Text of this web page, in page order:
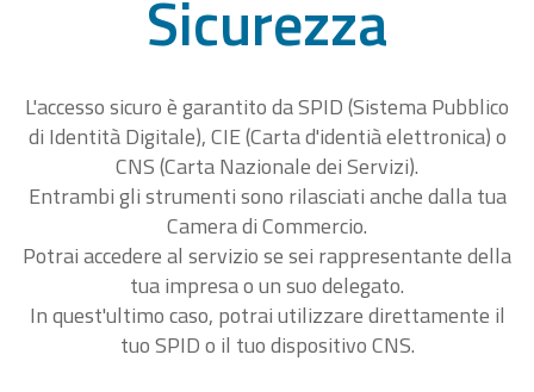
Sicurezza
L'accesso sicuro è garantito da SPID (Sistema Pubblico
di Identità Digitale), CIE (Carta d'identià elettronica) o
CNS (Carta Nazionale dei Servizi).
Entrambi gli strumenti sono rilasciati anche dalla tua
Camera di Commercio.
Potrai accedere al servizio se sei rappresentante della
tua impresa o un suo delegato.
In quest'ultimo caso, potrai utilizzare direttamente il
tuo SPID o il tuo dispositivo CNS.